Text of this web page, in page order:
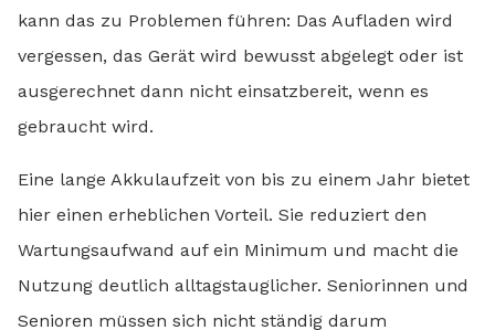
kann das zu Problemen führen: Das Aufladen wird
vergessen, das Gerät wird bewusst abgelegt oder ist
ausgerechnet dann nicht einsatzbereit, wenn es
gebraucht wird.
Eine lange Akkulaufzeit von bis zu einem Jahr bietet
hier einen erheblichen Vorteil. Sie reduziert den
Wartungsaufwand auf ein Minimum und macht die
Nutzung deutlich alltagstauglicher. Seniorinnen und
Senioren müssen sich nicht ständig darum